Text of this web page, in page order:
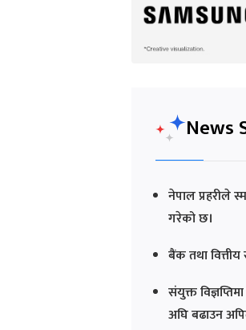
News
नेपाल प्रहरीले
गरेको छ।
बैंक तथा
संयुक्त
अघि बढाउन